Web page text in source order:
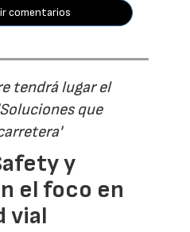
comentarios
tendrá lugar el
que
y
el foco en
vial